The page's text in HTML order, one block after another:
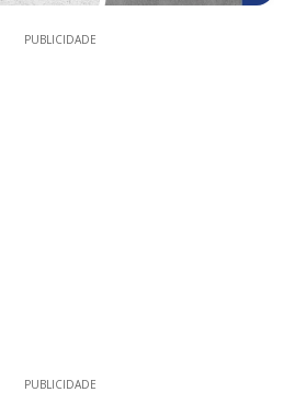
PUBLICIDADE
PUBLICIDADE